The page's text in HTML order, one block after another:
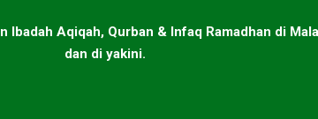
Ibadah Aqiqah, Qurban & Infaq Ramadhan di
dan di yakini.